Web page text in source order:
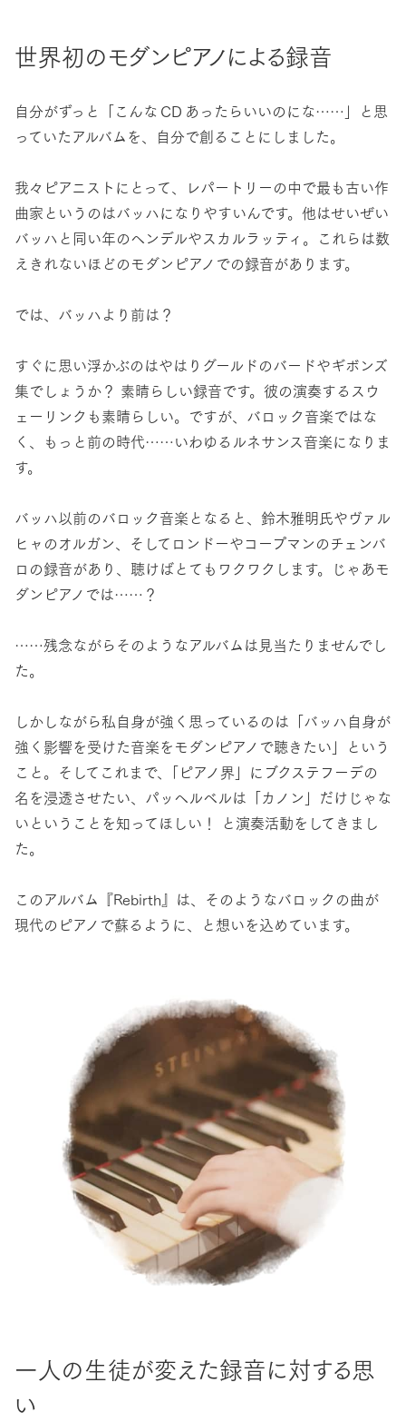
世界初のモダンピアノによる録音
自分がずっと「こんな CD あったらいいのにな……」と思
っていたアルバムを、自分で創ることにしました。
我々ピアニストにとって、レパートリーの中で最も古い作
曲家というのはバッハになりやすいんです。他はせいぜい
バッハと同い年のヘンデルやスカルラッティ。これらは数
えきれないほどのモダンピアノでの録音があります。
では、バッハより前は？
すぐに思い浮かぶのはやはりグールドのバードやギボンズ
集でしょうか？ 素晴らしい録音です。彼の演奏するスウ
ェーリンクも素晴らしい。ですが、バロック音楽ではな
く、もっと前の時代……いわゆるルネサンス音楽になりま
す。
バッハ以前のバロック音楽となると、鈴木雅明氏やヴァル
ヒャのオルガン、そしてロンドーやコープマンのチェンバ
ロの録音があり、聴けばとてもワクワクします。じゃあモ
ダンピアノでは……？
……残念ながらそのようなアルバムは見当たりませんでし
た。
しかしながら私自身が強く思っているのは「バッハ自身が
強く影響を受けた音楽をモダンピアノで聴きたい」という
こと。そしてこれまで、「ピアノ界」にブクステフーデの
名を浸透させたい、パッヘルベルは「カノン」だけじゃな
いということを知ってほしい！ と演奏活動をしてきまし
た。
このアルバム『Rebirth』は、そのようなバロックの曲が
現代のピアノで蘇るように、と想いを込めています。
一人の生徒が変えた録音に対する思
い